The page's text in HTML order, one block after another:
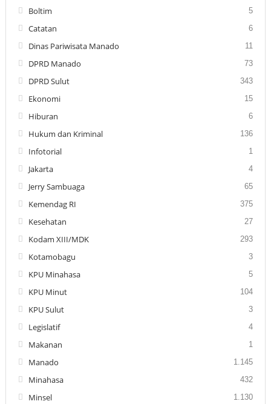
Boltim 5
Catatan 6
Dinas Pariwisata Manado 11
DPRD Manado 73
DPRD Sulut 343
Ekonomi 15
Hiburan 6
Hukum dan Kriminal 136
Infotorial 1
Jakarta 4
Jerry Sambuaga 65
Kemendag RI 375
Kesehatan 27
Kodam XIII/MDK 293
Kotamobagu 3
KPU Minahasa 5
KPU Minut 104
KPU Sulut 3
Legislatif 4
Makanan 1
Manado 1.145
Minahasa 432
Minsel 1.130